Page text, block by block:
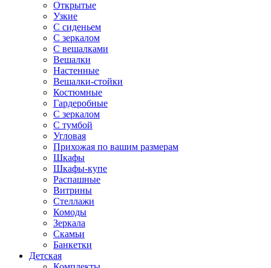
Открытые
Узкие
С сиденьем
С зеркалом
С вешалками
Вешалки
Настенные
Вешалки-стойки
Костюмные
Гардеробные
С зеркалом
С тумбой
Угловая
Прихожая по вашим размерам
Шкафы
Шкафы-купе
Распашные
Витрины
Стеллажи
Комоды
Зеркала
Скамьи
Банкетки
Детская